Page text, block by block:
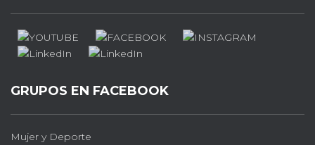
GRUPOS EN FACEBOOK
Mujer y Deporte